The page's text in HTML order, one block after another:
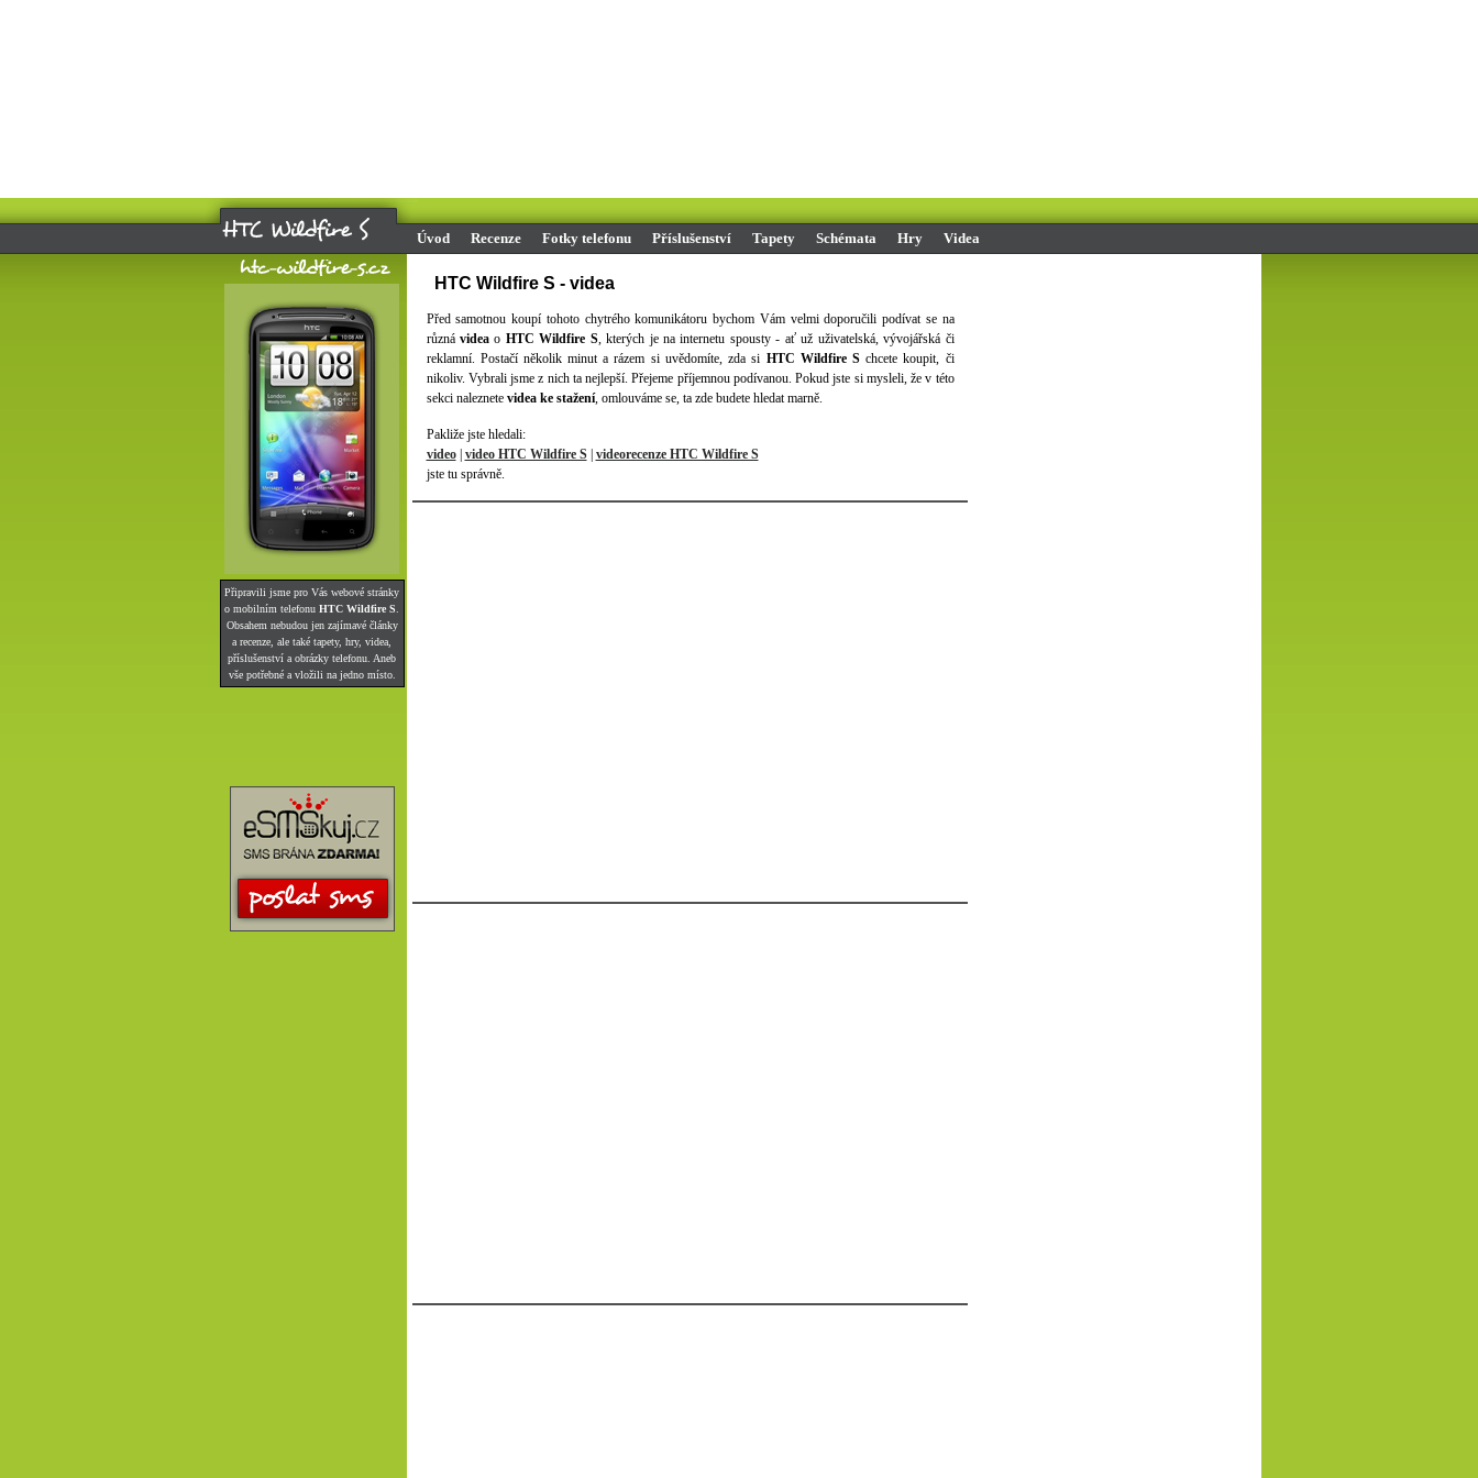
Připravili jsme pro Vás webové stránky
o mobilním telefonu HTC Wildfire S
Obsahem nebudou jen zajímavé články
a recenze, ale také tapety, hry, videa,
příslušenství a obrázky telefonu. Aneb
vše potřebné a vložili na jedno místo.
Úvod Recenze Fotky telefonu Příslušenství Tapety Schémata Hry Videa
HTC Wildfire S - videa
Před samotnou koupí tohoto chytrého komunikátoru bychom Vám velmi doporučili podívat se na
různá videao HTC Wildfire S, kterých je na internetu spousty - ať už uživatelská, vývojářská či
reklamní. Postačí několik minut a rázem si uvědomíte, zda si HTC Wildfire Schcete koupit, či
nikoliv. Vybrali jsme z nich ta nejlepší. Přejeme příjemnou podívanou. Pokud jste si mysleli, že v této
sekci naleznete videa ke stažení, omlouváme se, ta zde budete hledat marně.
Pakliže jste hledali:
video| video HTC Wildfire S| videorecenze HTC Wildfire S
jste tu správně.